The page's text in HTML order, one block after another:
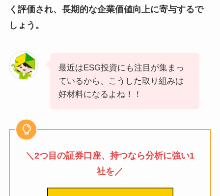
く評価され、長期的な企業価値向上に寄与するで
しょう。
最近はESG投資にも注目が集まっ
ているから、こうした取り組みは
好材料になるよね！！
＼2つ目の証券口座、持つなら分析に強い1
社を／